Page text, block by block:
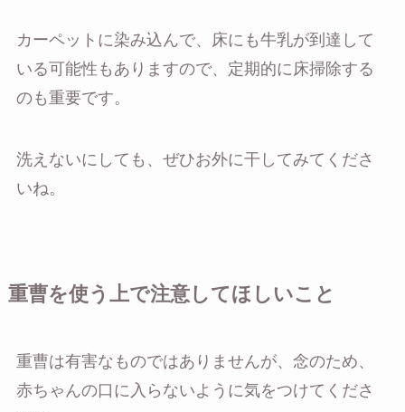
カーペットに染み込んで、床にも牛乳が到達して
いる可能性もありますので、定期的に床掃除する
のも重要です。
洗えないにしても、ぜひお外に干してみてくださ
いね。
重曹を使う上で注意してほしいこと
重曹は有害なものではありませんが、念のため、
赤ちゃんの口に入らないように気をつけてくださ